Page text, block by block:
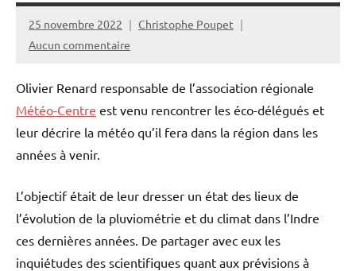
25 novembre 2022
Christophe Poupet
Aucun commentaire
Olivier Renard responsable de l’association régionale
Météo-Centre est venu rencontrer les éco-délégués et
leur décrire la météo qu’il fera dans la région dans les
années à venir.
L’objectif était de leur dresser un état des lieux de
l’évolution de la pluviométrie et du climat dans l’Indre
ces dernières années. De partager avec eux les
inquiétudes des scientifiques quant aux prévisions à